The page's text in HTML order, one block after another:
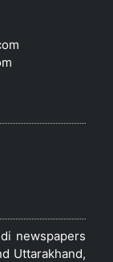
newspapers
Uttarakhand,